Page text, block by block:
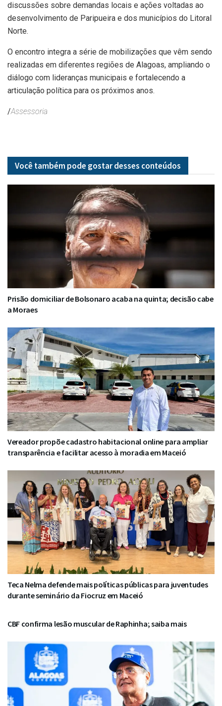
discussões sobre demandas locais e ações voltadas ao
desenvolvimento de Paripueira e dos municípios do Litoral
Norte.
O encontro integra a série de mobilizações que vêm sendo
realizadas em diferentes regiões de Alagoas, ampliando o
diálogo com lideranças municipais e fortalecendo a
articulação política para os próximos anos.
/Assessoria
Você também pode gostar desses conteúdos
Prisão domiciliar de Bolsonaro acaba na quinta; decisão cabe
a Moraes
Vereador propõe cadastro habitacional online para ampliar
transparência e facilitar acesso à moradia em Maceió
Teca Nelma defende mais políticas públicas para juventudes
durante seminário da Fiocruz em Maceió
CBF confirma lesão muscular de Raphinha; saiba mais